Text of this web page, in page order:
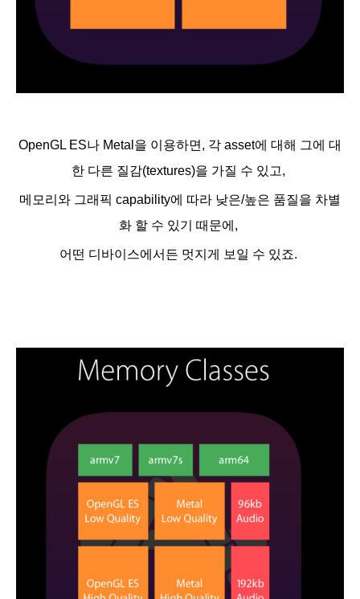
OpenGL ES나 Metal을 이용하면, 각 asset에 대해 그에 대
한 다른 질감(textures)을 가질 수 있고,
메모리와 그래픽 capability에 따라 낮은/높은 품질을 차별
화 할 수 있기 때문에,
어떤 디바이스에서든 멋지게 보일 수 있죠.